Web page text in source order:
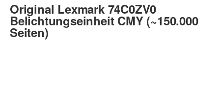
Original Lexmark 74C0ZV0
Belichtungseinheit CMY (~150.000
Seiten)